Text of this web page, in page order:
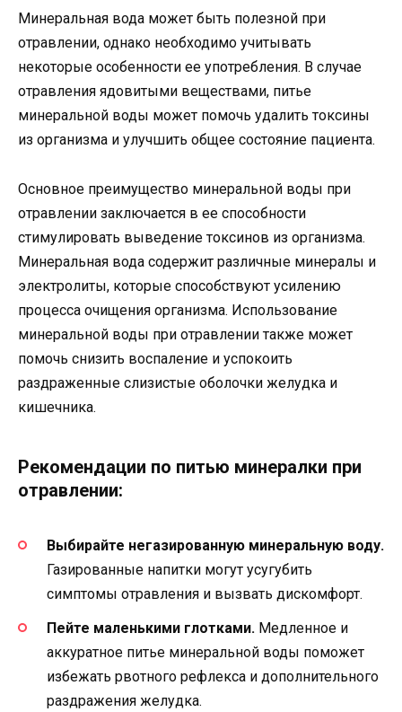
Минеральная вода может быть полезной при
отравлении, однако необходимо учитывать
некоторые особенности ее употребления. В случае
отравления ядовитыми веществами, питье
минеральной воды может помочь удалить токсины
из организма и улучшить общее состояние пациента.
Основное преимущество минеральной воды при
отравлении заключается в ее способности
стимулировать выведение токсинов из организма.
Минеральная вода содержит различные минералы и
электролиты, которые способствуют усилению
процесса очищения организма. Использование
минеральной воды при отравлении также может
помочь снизить воспаление и успокоить
раздраженные слизистые оболочки желудка и
кишечника.
Рекомендации по питью минералки при
отравлении:
Выбирайте негазированную минеральную воду.
Газированные напитки могут усугубить
симптомы отравления и вызвать дискомфорт.
Пейте маленькими глотками. Медленное и
аккуратное питье минеральной воды поможет
избежать рвотного рефлекса и дополнительного
раздражения желудка.